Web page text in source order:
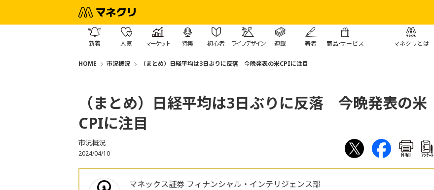
新着 人気 マーケット 特集 初心者 ライフデザイン 連載 著者 商品・サービス マネクリとは
HOME 市況概況 （まとめ）日経平均は3日ぶりに反落 今晩発表の米CPIに注目
（まとめ）日経平均は3日ぶりに反落 今晩発表の米
CPIに注目
市況概況
2024/04/10 印刷 ｱﾝｹｰﾄ
マネックス証券 フィナンシャル・インテリジェンス部